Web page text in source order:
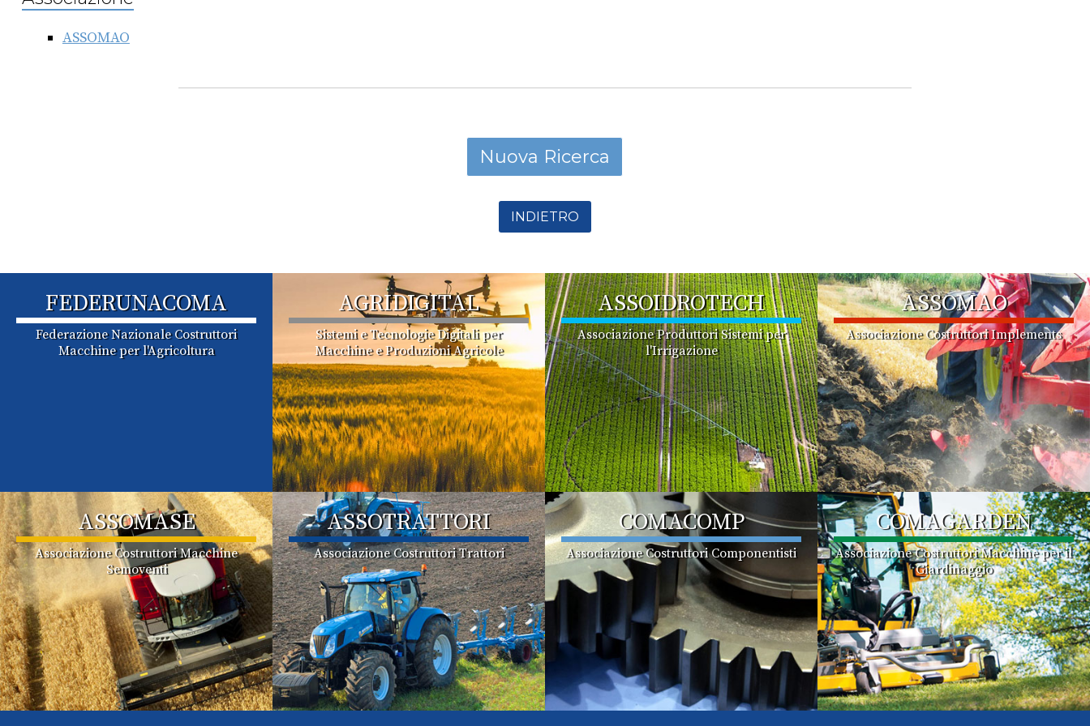
ASSOMAO
INDIETRO
FEDERUNACOMA
Federazione Nazionale Costruttori
Macchine per l'Agricoltura
AGRIDIGITAL
Sistemi e Tecnologie Digitali per
Macchine e Produzioni Agricole
ASSOIDROTECH
Associazione Produttori Sistemi per
l'Irrigazione
ASSOMAO
Associazione Costruttori Implements
ASSOMASE
Associazione Costruttori Macchine
Semoventi
ASSOTRATTORI
Associazione Costruttori Trattori
COMACOMP
Associazione Costruttori Componentisti
COMAGARDEN
Associazione Costruttori Macchine per il
Giardinaggio